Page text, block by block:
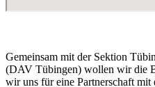
Gemeinsam mit der Sektion
(DAV Tübingen) wollen wir die
wir uns für eine Partnerschaft